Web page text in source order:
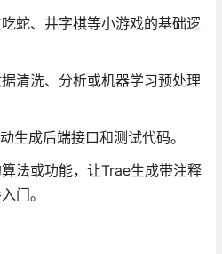
蛇、井字棋等小游戏的基础逻
清洗、分析或机器学习预处理
生成后端接口和测试代码。
法或功能，让Trae生成带注释
门。